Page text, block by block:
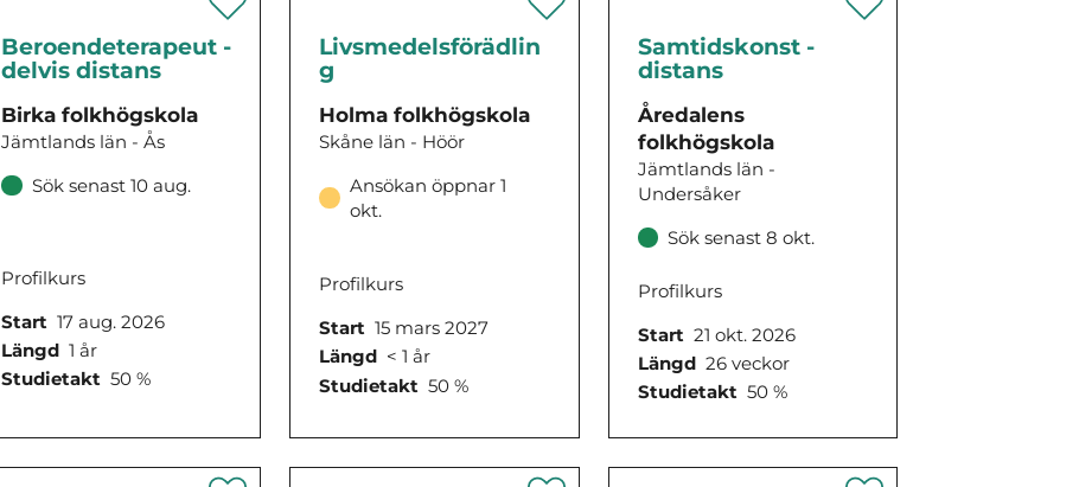
Beroendeterapeut -
delvis distans
Birka folkhögskola
Jämtlands län - Ås
Sök senast 10 aug.
Profilkurs
Start 17 aug. 2026
Längd 1 år
Studietakt 50 %
Livsmedelsförädlin
g
Holma folkhögskola
Skåne län - Höör
Ansökan öppnar 1
okt.
Profilkurs
Start 15 mars 2027
Längd < 1 år
Studietakt 50 %
Samtidskonst -
distans
Åredalens
folkhögskola
Jämtlands län -
Undersåker
Sök senast 8 okt.
Profilkurs
Start 21 okt. 2026
Längd 26 veckor
Studietakt 50 %